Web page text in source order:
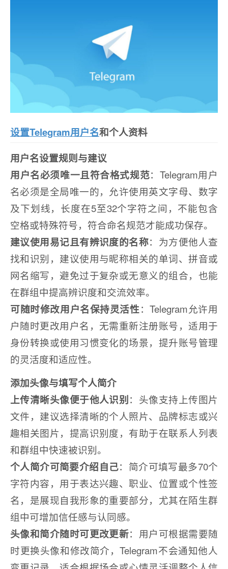
设置Telegram用户名和个人资料
用户名设置规则与建议
用户名必须唯一且符合格式规范：Telegram用户
名必须是全局唯一的，允许使用英文字母、数字
及下划线，长度在5至32个字符之间，不能包含
空格或特殊符号，符合命名规范才能成功保存。
建议使用易记且有辨识度的名称：为方便他人查
找和识别，建议使用与昵称相关的单词、拼音或
网名缩写，避免过于复杂或无意义的组合，也能
在群组中提高辨识度和交流效率。
可随时修改用户名保持灵活性：Telegram允许用
户随时更改用户名，无需重新注册账号，适用于
身份转换或使用习惯变化的场景，提升账号管理
的灵活度和适应性。
添加头像与填写个人简介
上传清晰头像便于他人识别：头像支持上传图片
文件，建议选择清晰的个人照片、品牌标志或兴
趣相关图片，提高识别度，有助于在联系人列表
和群组中快速被识别。
个人简介可简要介绍自己：简介可填写最多70个
字符内容，用于表达兴趣、职业、位置或个性签
名，是展现自我形象的重要部分，尤其在陌生群
组中可增加信任感与认同感。
头像和简介随时可更改更新：用户可根据需要随
时更换头像和修改简介，Telegram不会通知他人